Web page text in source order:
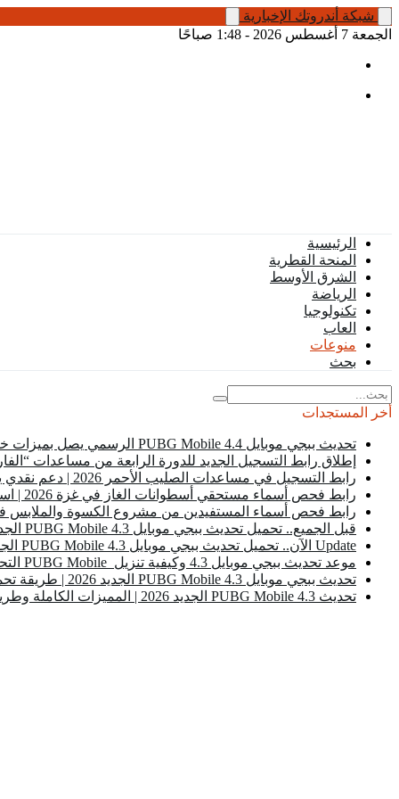
شبكة أندروتك الإخبارية
الجمعة 7 أغسطس 2026 - 1:48 صباحًا
الرئيسية
المنحة القطرية
الشرق الأوسط
الرياضة
تكنولوجيا
العاب
منوعات
بحث
أخر المستجدات
تحديث ببجي موبايل PUBG Mobile 4.4 الرسمي يصل بميزات خرافية وخرائط جديدة
إطلاق رابط التسجيل الجديد للدورة الرابعة من مساعدات
رابط التسجيل في مساعدات الصليب الأحمر 2026 | دعم نقدي يصل إلى 4000 شيكل للحالات الصحية الحرجة
رابط فحص أسماء مستحقي أسطوانات الغاز في غزة 2026 | استعلام سريع برقم الهوية
رابط فحص أسماء المستفيدين من مشروع الكسوة والملابس في غزة 2026 | الاستعلام عبر
قبل الجميع.. تحميل تحديث ببجي موبايل PUBG Mobile 4.3 الجديد 2026 للأندرويد | المميزات الكاملة وطريقة التحديث
Update الآن.. تحميل تحديث ببجي موبايل PUBG Mobile 4.3 الجديد للاندرويد
موعد تحديث ببجي موبايل 4.3 وكيفية تنزيل PUBG Mobile التحديث الجديد
تحديث ببجي موبايل PUBG Mobile 4.3 الجديد 2026 | طريقة تحميل تحديث بوبجي
تحديث PUBG Mobile 4.3 الجديد 2026 | المميزات الكاملة وطريقة تحميل التحديث